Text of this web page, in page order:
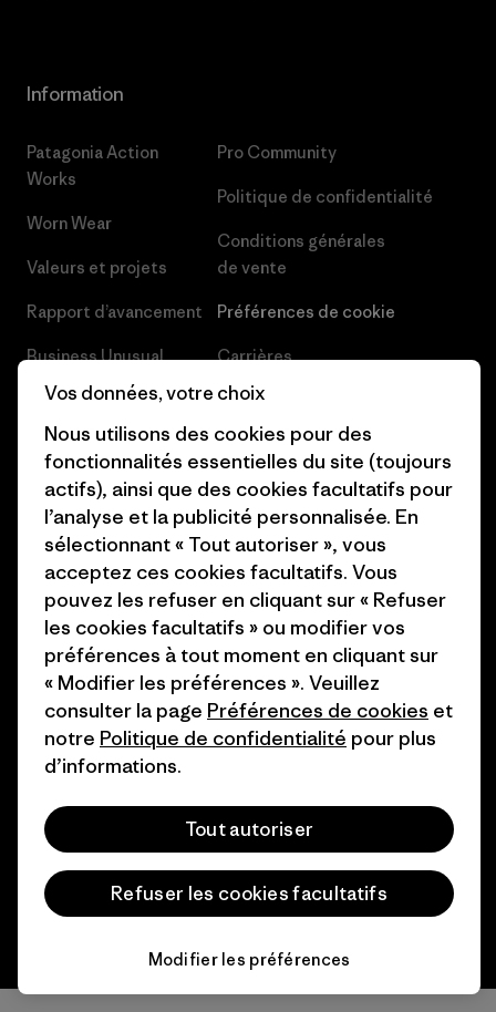
Information
Patagonia Action
Works
Worn Wear
Valeurs et projets
Rapport d’avancement
Business Unusual
Objectifs climatiques
1% For The Planet
Comment nous
finançons
Nos magasins
Pro Community
Politique de confidentialité
Conditions générales
de vente
Préférences de cookie
Carrières
Presse et media
Industry program
Programme d’affiliation
Patagonia Luxembourg Plan du
site
© 2026 Patagonia, Inc. All Rights Reserved.
français
Vos données, votre choix
Nous utilisons des cookies pour des
fonctionnalités essentielles du site (toujours
actifs), ainsi que des cookies facultatifs pour
l’analyse et la publicité personnalisée. En
sélectionnant « Tout autoriser », vous
acceptez ces cookies facultatifs. Vous
pouvez les refuser en cliquant sur « Refuser
les cookies facultatifs » ou modifier vos
préférences à tout moment en cliquant sur
« Modifier les préférences ». Veuillez
consulter la page Préférences de cookies et
notre Politique de confidentialité pour plus
d’informations.
Tout autoriser
Refuser les cookies facultatifs
Modifier les préférences